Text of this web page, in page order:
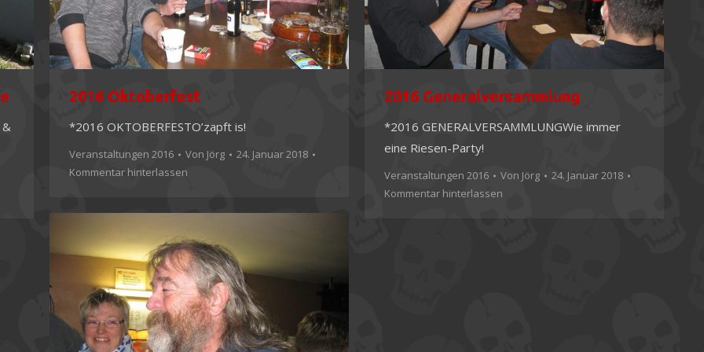
&
2016 Oktoberfest
*2016 OKTOBERFESTO’zapft is!
Veranstaltungen 2016 Von Jörg
24. Januar 2018
Kommentar hinterlassen
2016 Generalversammlung
*2016 GENERALVERSAMMLUNGWie immer
eine Riesen-Party!
Veranstaltungen 2016 Von Jörg
24. Januar 2018
Kommentar hinterlassen